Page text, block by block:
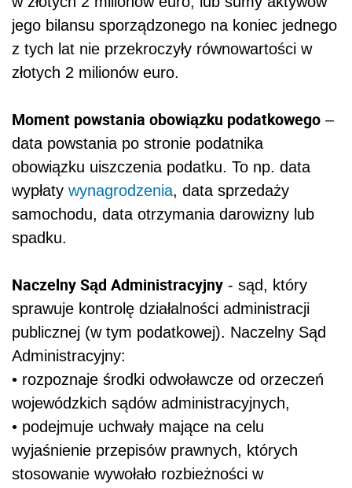
jego bilansu sporządzonego na koniec jednego
z tych lat nie przekroczyły równowartości w
złotych 2 milionów euro.
Moment powstania obowiązku podatkowego –
data powstania po stronie podatnika
obowiązku uiszczenia podatku. To np. data
wypłaty wynagrodzenia, data sprzedaży
samochodu, data otrzymania darowizny lub
spadku.
Naczelny Sąd Administracyjny - sąd, który
sprawuje kontrolę działalności administracji
publicznej (w tym podatkowej). Naczelny Sąd
Administracyjny:
• rozpoznaje środki odwoławcze od orzeczeń
wojewódzkich sądów administracyjnych,
• podejmuje uchwały mające na celu
wyjaśnienie przepisów prawnych, których
stosowanie wywołało rozbieżności w